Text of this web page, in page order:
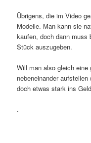
Übrigens, die im Video
Modelle. Man kann sie
kaufen, doch dann muss
Stück auszugeben.
Will man also gleich eine
nebeneinander
doch etwas stark ins
.